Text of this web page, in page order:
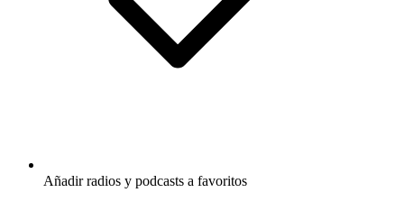
Añadir radios y podcasts a favoritos